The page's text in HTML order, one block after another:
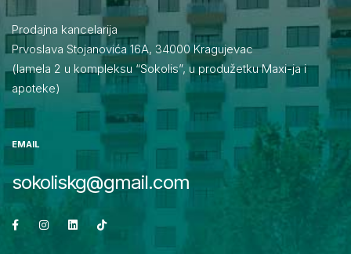
Prodajna kancelarija
Prvoslava Stojanovića 16A, 34000 Kragujevac
(lamela 2 u kompleksu “Sokolis”, u produžetku Maxi-ja i
apoteke)
EMAIL
sokoliskg@gmail.com